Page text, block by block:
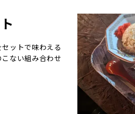
ットで味わえる
ない組み合わせ